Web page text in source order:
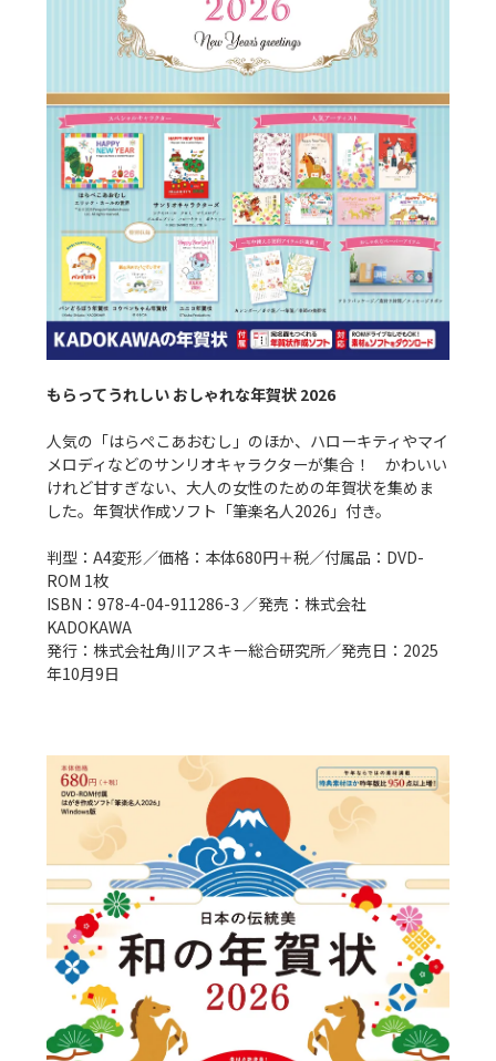
もらってうれしい おしゃれな年賀状 2026
人気の「はらぺこあおむし」のほか、ハローキティやマイ
メロディなどのサンリオキャラクターが集合！　かわいい
けれど甘すぎない、大人の女性のための年賀状を集めま
した。年賀状作成ソフト「筆楽名人2026」付き。
判型：A4変形／価格：本体680円＋税／付属品：DVD-
ROM 1枚
ISBN：978-4-04-911286-3 ／発売：株式会社
KADOKAWA
発行：株式会社角川アスキー総合研究所／発売日：2025
年10月9日